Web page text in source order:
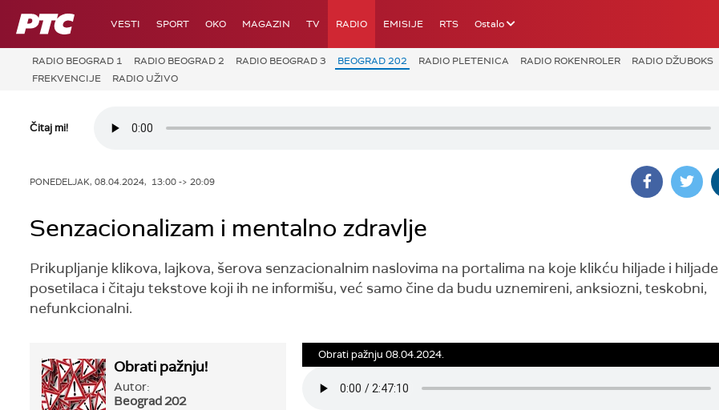
RTS VESTI SPORT OKO MAGAZIN TV RADIO EMISIJE RTS Ostalo
RADIO BEOGRAD 1 RADIO BEOGRAD 2 RADIO BEOGRAD 3 BEOGRAD 202 RADIO PLETENICA RADIO ROKENROLER RADIO DŽUBOKS
FREKVENCIJE
RADIO UŽIVO
Čitaj mi!
PONEDELJAK, 08.04.2024, 13:00 -> 20:09
Senzacionalizam i mentalno zdravlje
Prikupljanje klikova, lajkova, šerova senzacionalnim naslovima na portalima na koje klikću hiljade i hiljade
posetilaca i čitaju tekstove koji ih ne informišu, već samo čine da budu uznemireni, anksiozni, teskobni,
nefunkcionalni.
Obrati pažnju!
Autor:
Beograd 202
Obrati pažnju 08.04.2024.